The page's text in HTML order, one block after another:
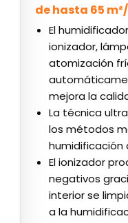
de hasta 65
El
ionizador,
atomización
mejora la
La técnica
los métodos
humidificación
El ionizador
negativos
interior se
a la